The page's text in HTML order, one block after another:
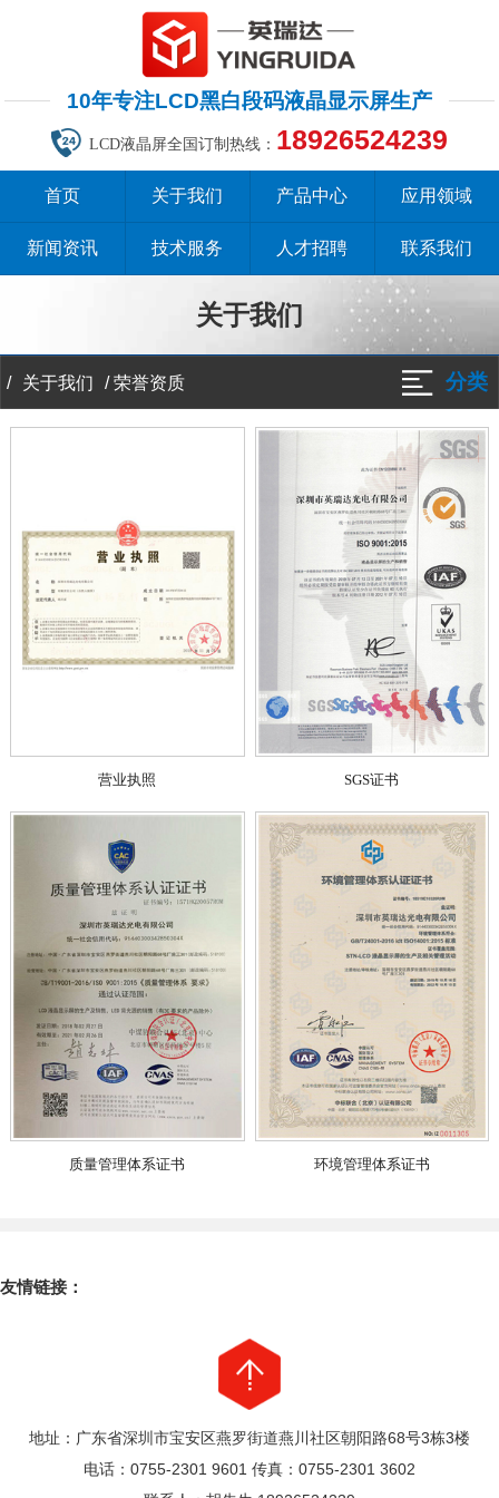
10年专注LCD黑白段码液晶显示屏生产
LCD液晶屏全国订制热线： 18926524239
首页 关于我们 产品中心 应用领域
新闻资讯 技术服务 人才招聘 联系我们
关于我们
/ 关于我们 /荣誉资质 分类
营业执照 SGS证书
质量管理体系证书 环境管理体系证书
友情链接：
地址：广东省深圳市宝安区燕罗街道燕川社区朝阳路68号3栋3楼
电话：0755-2301 9601 传真：0755-2301 3602